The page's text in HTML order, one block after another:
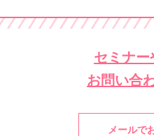
セミナー
お問い合
メールで